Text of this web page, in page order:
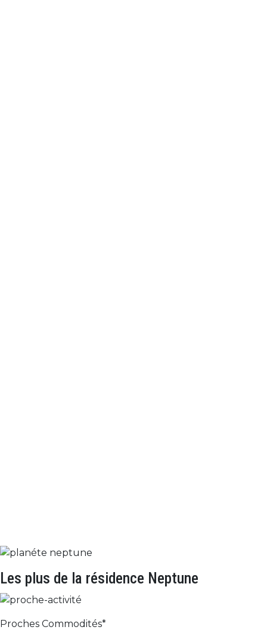
Les plus de la résidence Neptune
Proches Commodités*